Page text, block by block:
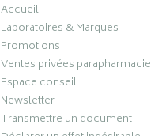
Accueil
Laboratoires & Marques
Promotions
Ventes privées parapharmacie
Espace conseil
Newsletter
Transmettre un document